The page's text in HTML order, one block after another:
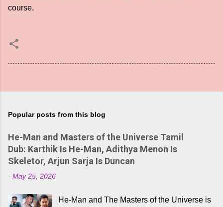
course.
Popular posts from this blog
He-Man and Masters of the Universe Tamil
Dub: Karthik Is He-Man, Adithya Menon Is
Skeletor, Arjun Sarja Is Duncan
- May 25, 2026
He-Man and The Masters of the Universe is